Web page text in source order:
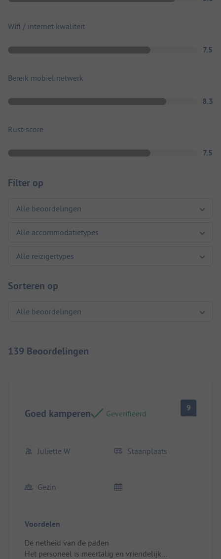
Wifi / internet kwaliteit
7.5
Bereik mobiel netwerk
8.3
Rust-score
7.5
Filter op
Sorteren op
139 Beoordelingen
Goed kamperen Geverifieerd
9
Juliette W Staanplaats
Gezin
Voordelen
De netheid van de paden
Het personeel is meertalig en vriendelijk